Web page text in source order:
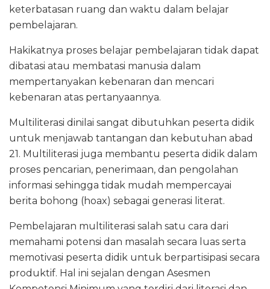
keterbatasan ruang dan waktu dalam belajar
pembelajaran.
Hakikatnya proses belajar pembelajaran tidak dapat
dibatasi atau membatasi manusia dalam
mempertanyakan kebenaran dan mencari
kebenaran atas pertanyaannya.
Multiliterasi dinilai sangat dibutuhkan peserta didik
untuk menjawab tantangan dan kebutuhan abad
21. Multiliterasi juga membantu peserta didik dalam
proses pencarian, penerimaan, dan pengolahan
informasi sehingga tidak mudah mempercayai
berita bohong (hoax) sebagai generasi literat.
Pembelajaran multiliterasi salah satu cara dari
memahami potensi dan masalah secara luas serta
memotivasi peserta didik untuk berpartisipasi secara
produktif. Hal ini sejalan dengan Asesmen